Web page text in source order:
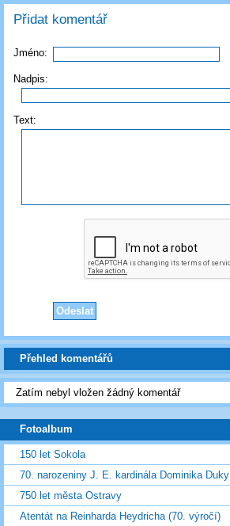
Přidat komentář
Jméno:
Nadpis:
Text:
Přehled komentářů
Zatím nebyl vložen žádný komentář
Fotoalbum
150 let Sokola
70. narozeniny J. E. kardinála Dominika Duky
750 let města Ostravy
Atentát na Reinharda Heydricha (70. výročí)